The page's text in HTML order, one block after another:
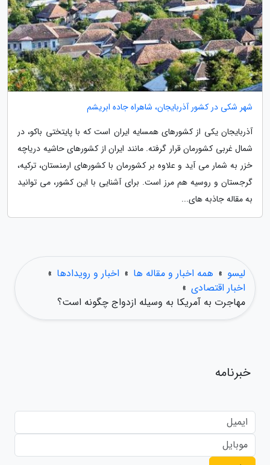
شهر شکی در کشور آذربایجان، شاهراه جاده ابریشم
آذربایجان یکی از کشورهای همسایه ایران است که با پایتختی باکو، در
شمال غربی کشورمان قرار گرفته. مانند ایران از کشورهای حاشیه دریاچه
خزر به شمار می آید و علاوه بر کشورمان با کشورهای ارمنستان، ترکیه،
گرجستان و روسیه هم مرز است. برای آشنایی با این کشور، می توانید
به مقاله جاذبه های...
لیسو » همه اخبار و مقاله ها » اخبار و رویدادها »
اخبار اقتصادی »
مهاجرت به آمریکا به وسیله ازدواج چگونه است؟
خبرنامه